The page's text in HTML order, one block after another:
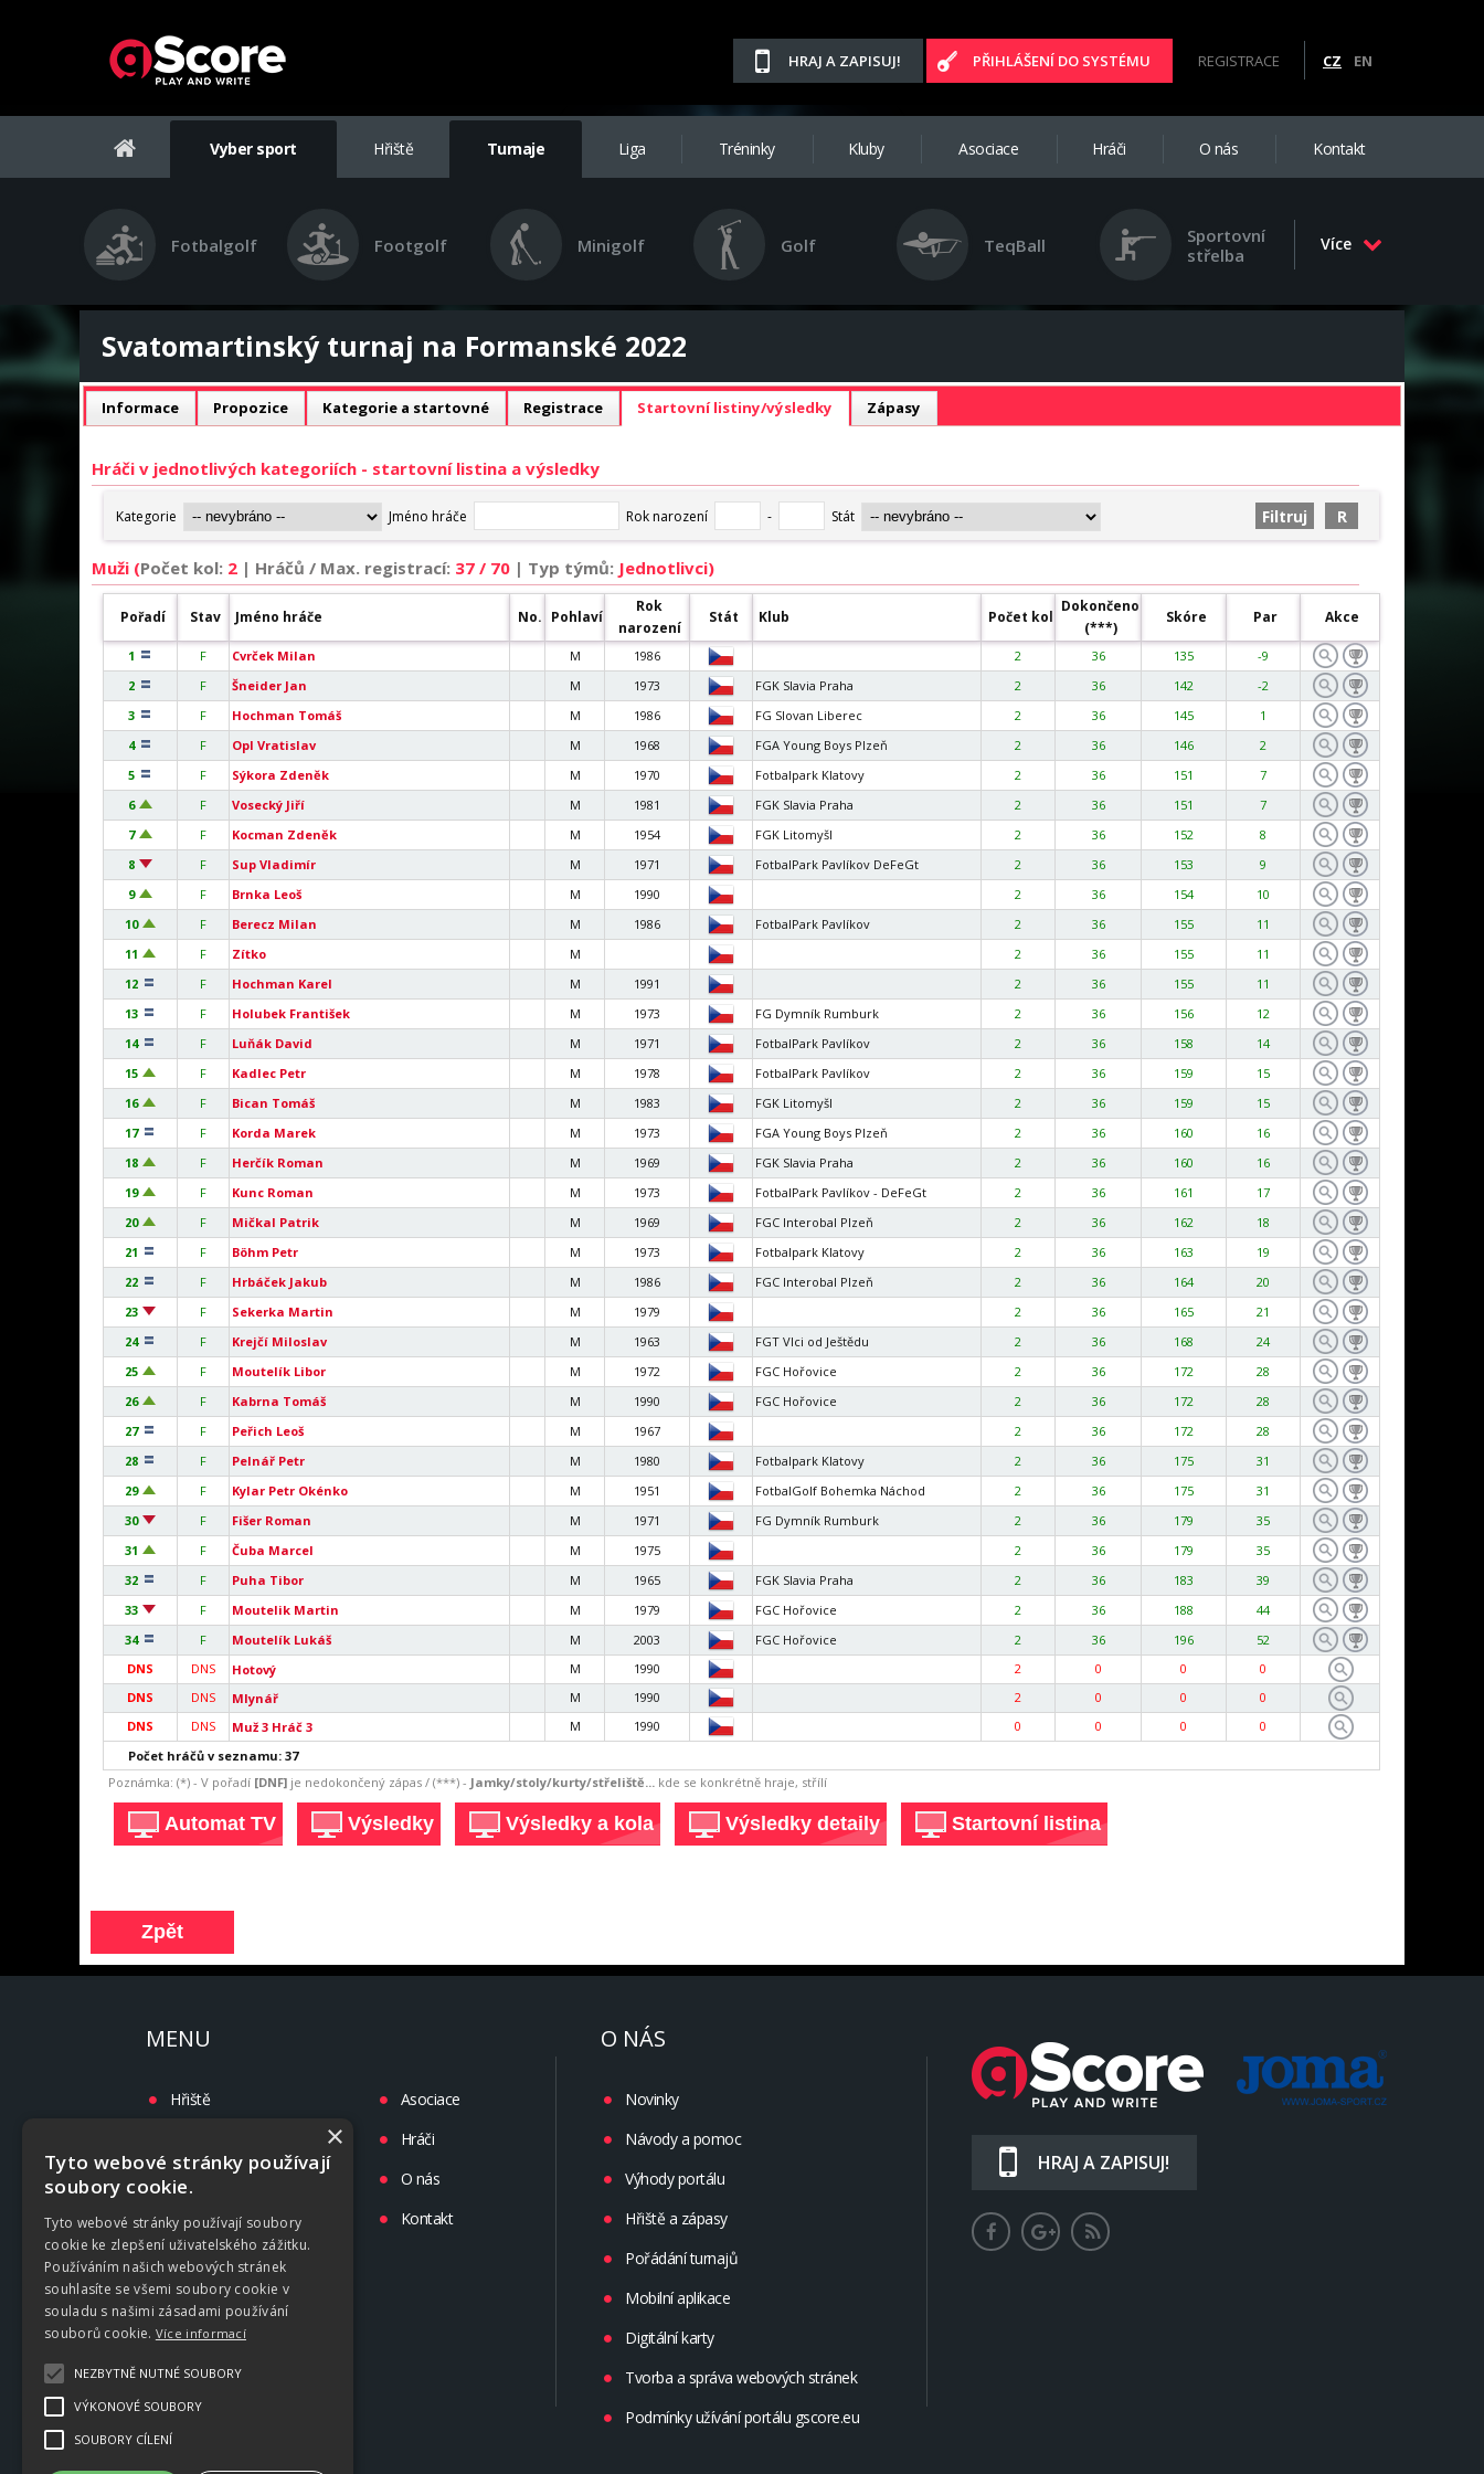
HRAJ A ZAPISUJ! PŘIHLÁŠENÍ DO SYSTÉMU REGISTRACE CZ EN
Vyber sport Hřiště Turnaje Liga Tréninky Kluby Asociace Hráči O nás Kontakt
Fotbalgolf Footgolf Minigolf Golf TeqBall
Sportovní
střelba
Více
Svatomartinský turnaj na Formanské 2022
Informace Propozice Kategorie a startovné Registrace Startovní listiny/výsledky Zápasy
Hráči v jednotlivých kategoriích - startovní listina a výsledky
Muži (Počet kol: 2 | Hráčů / Max. registrací: 37 / 70 | Typ týmů: Jednotlivci)
Pořadí Stav Jméno hráče No. Pohlaví
Rok
narození
Stát Klub Počet kol
Dokončeno
(***)
Skóre Par Akce
1 F Cvrček Milan M 1986 2 36 135
-9
2
F Šneider Jan M 1973 FGK Slavia Praha 2 36 142
-2
3
F Hochman Tomáš M 1986 FG Slovan Liberec 2 36 145
1
4
F Opl Vratislav M 1968 FGA Young Boys Plzeň 2 36 146
2
5
F Sýkora Zdeněk M 1970 Fotbalpark Klatovy 2 36 151
7
6
F Vosecký Jiří M 1981 FGK Slavia Praha 2 36 151
7
7
F Kocman Zdeněk M 1954 FGK Litomyšl 2 36 152
8
8
F Sup Vladimír M 1971 FotbalPark Pavlíkov DeFeGt 2 36 153
9
9
F Brnka Leoš M 1990 2 36 154
10
10
F Berecz Milan M 1986 FotbalPark Pavlíkov 2 36 155
11
11
F Zítko M 2 36 155
11
12
F Hochman Karel M 1991 2 36 155
11
13
F Holubek František M 1973 FG Dymník Rumburk 2 36 156
12
14
F Luňák David M 1971 FotbalPark Pavlíkov 2 36 158
14
15
F Kadlec Petr M 1978 FotbalPark Pavlíkov 2 36 159
15
16
F Bican Tomáš M 1983 FGK Litomyšl 2 36 159
15
17
F Korda Marek M 1973 FGA Young Boys Plzeň 2 36 160
16
18
F Herčík Roman M 1969 FGK Slavia Praha 2 36 160
16
19
F Kunc Roman M 1973 FotbalPark Pavlíkov - DeFeGt 2 36 161
17
20
F Mičkal Patrik M 1969 FGC Interobal Plzeň 2 36 162
18
21
F Böhm Petr M 1973 Fotbalpark Klatovy 2 36 163
19
22
F Hrbáček Jakub M 1986 FGC Interobal Plzeň 2 36 164
20
23
F Sekerka Martin M 1979 2 36 165
21
24
F Krejčí Miloslav M 1963 FGT Vlci od Ještědu 2 36 168
24
25
F Moutelík Libor M 1972 FGC Hořovice 2 36 172
28
26
F Kabrna Tomáš M 1990 FGC Hořovice 2 36 172
28
27
F Peřich Leoš M 1967 2 36 172
28
28
F Pelnář Petr M 1980 Fotbalpark Klatovy 2 36 175
31
29
F Kylar Petr Okénko M 1951 FotbalGolf Bohemka Náchod 2 36 175
31
30
F Fišer Roman M 1971 FG Dymník Rumburk 2 36 179
35
31
F Čuba Marcel M 1975 2 36 179
35
32
F Puha Tibor M 1965 FGK Slavia Praha 2 36 183
39
33
F Moutelik Martin M 1979 FGC Hořovice 2 36 188
44
34
F Moutelík Lukáš M 2003 FGC Hořovice 2 36 196
52
DNS
DNS Hotový M 1990 2 0 0
0
DNS
DNS Mlynář M 1990 2 0 0
0
DNS
DNS Muž 3 Hráč 3 M 1990 0 0 0
0
Počet hráčů v seznamu: 37
Poznámka: (*) - V pořadí [DNF] je nedokončený zápas / (***) - Jamky/stoly/kurty/střeliště... kde se konkrétně hraje, střílí
MENU
Hřiště
Liga
Tréninky
Kluby
Asociace
Hráči
O nás
Kontakt
O NÁS
Novinky
Návody a pomoc
Výhody portálu
Hřiště a zápasy
Pořádání turnajů
Mobilní aplikace
Digitální karty
Tvorba a správa webových stránek
Podmínky užívání portálu gscore.eu
HRAJ A ZAPISUJ!
×
Tyto webové stránky používají
soubory cookie.
Tyto webové stránky používají soubory
cookie ke zlepšení uživatelského zážitku.
Používáním našich webových stránek
souhlasíte se všemi soubory cookie v
souladu s našimi zásadami používání
souborů cookie. Více informací
NEZBYTNĚ NUTNÉ SOUBORY
VÝKONOVÉ SOUBORY
SOUBORY CÍLENÍ